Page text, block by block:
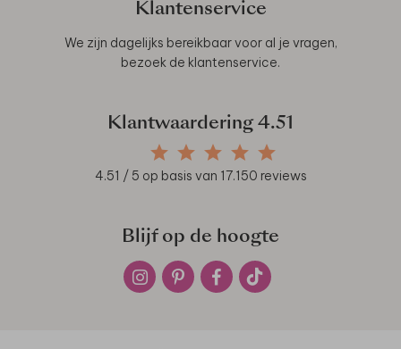
Klantenservice
We zijn dagelijks bereikbaar voor al je vragen,
bezoek de klantenservice.
Klantwaardering 4.51
4.51 / 5 op basis van 17.150 reviews
Blijf op de hoogte